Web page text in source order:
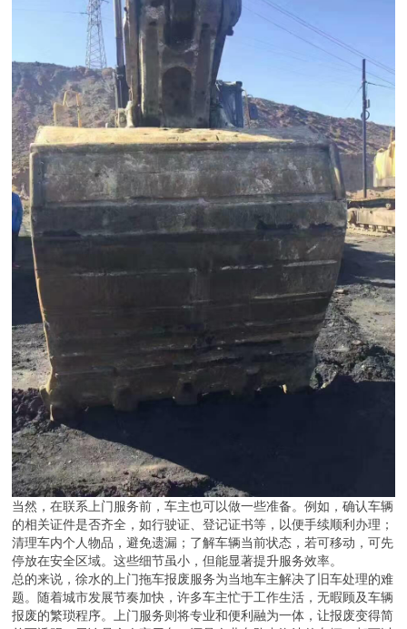
当然，在联系上门服务前，车主也可以做一些准备。例如，确认车辆
的相关证件是否齐全，如行驶证、登记证书等，以便手续顺利办理；
清理车内个人物品，避免遗漏；了解车辆当前状态，若可移动，可先
停放在安全区域。这些细节虽小，但能显著提升服务效率。
总的来说，徐水的上门拖车报废服务为当地车主解决了旧车处理的难
题。随着城市发展节奏加快，许多车主忙于工作生活，无暇顾及车辆
报废的繁琐程序。上门服务则将专业和便利融为一体，让报废变得简